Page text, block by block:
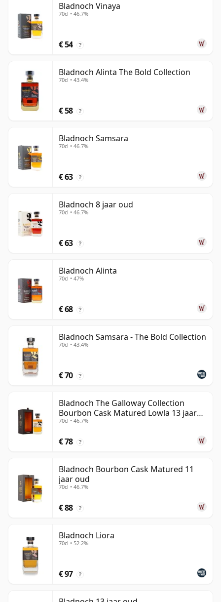
Bladnoch Vinaya
70cl • 46.7%
€ 54 ?
Bladnoch Alinta The Bold Collection
70cl • 43.4%
€ 58 ?
Bladnoch Samsara
70cl • 46.7%
€ 63 ?
Bladnoch 8 jaar oud
70cl • 46.7%
€ 63 ?
Bladnoch Alinta
70cl • 47%
€ 68 ?
Bladnoch Samsara - The Bold Collection
70cl • 43.4%
€ 70 ?
Bladnoch The Galloway Collection
Bourbon Cask Matured Lowla 13 jaar
oud
70cl • 46.7%
€ 78 ?
Bladnoch Bourbon Cask Matured 11
jaar oud
70cl • 46.7%
€ 88 ?
Bladnoch Liora
70cl • 52.2%
€ 97 ?